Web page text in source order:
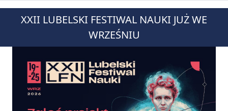
XXII LUBELSKI FESTIWAL NAUKI JUŻ WE
WRZEŚNIU